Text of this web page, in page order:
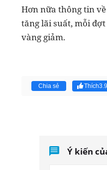
Hơn nữa thông tin về
tăng lãi suất, mỗi
vàng giảm.
Chia sẻ Thích
Ý kiến